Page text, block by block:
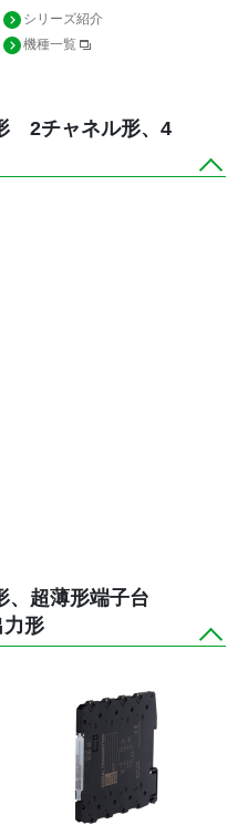
シリーズ紹介
機種一覧
2チャネル形、4
、超薄形端子台
形